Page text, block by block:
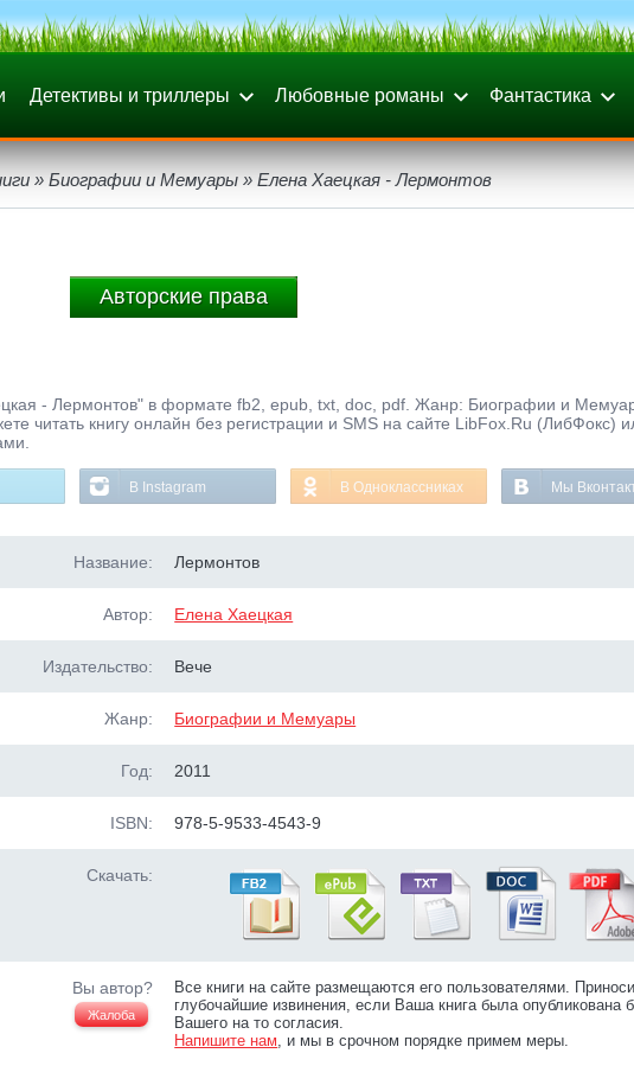
Детективы и триллеры Любовные романы Фантастика
» Биографии и Мемуары » Елена Хаецкая - Лермонтов
Авторские права
- Лермонтов" в формате fb2, epub, txt, doc, pdf. Жанр: Биографии и
читать книгу онлайн без регистрации и SMS на сайте LibFox.Ru (ЛибФокс)
В Instagram В Одноклассниках Мы
Название: Лермонтов
Автор: Елена Хаецкая
Издательство: Вече
Жанр: Биографии и Мемуары
Год: 2011
ISBN: 978-5-9533-4543-9
Скачать:
Вы автор?
Жалоба
Все книги на сайте размещаются его пользователями.
глубочайшие извинения, если Ваша книга была опубликована
Вашего на то согласия.
Напишите нам, и мы в срочном порядке примем меры.